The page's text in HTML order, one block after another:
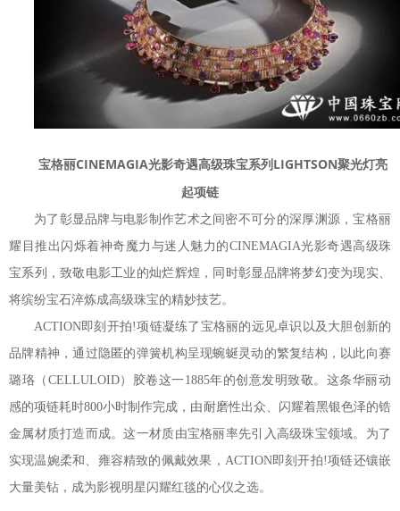
宝格丽CINEMAGIA光影奇遇高级珠宝系列LIGHTSON聚光灯亮
起项链
为了彰显品牌与电影制作艺术之间密不可分的深厚渊源，宝格丽
耀目推出闪烁着神奇魔力与迷人魅力的CINEMAGIA光影奇遇高级珠
宝系列，致敬电影工业的灿烂辉煌，同时彰显品牌将梦幻变为现实、
将缤纷宝石淬炼成高级珠宝的精妙技艺。
ACTION即刻开拍!项链凝练了宝格丽的远见卓识以及大胆创新的
品牌精神，通过隐匿的弹簧机构呈现蜿蜒灵动的繁复结构，以此向赛
璐珞（CELLULOID）胶卷这一1885年的创意发明致敬。这条华丽动
感的项链耗时800小时制作完成，由耐磨性出众、闪耀着黑银色泽的锆
金属材质打造而成。这一材质由宝格丽率先引入高级珠宝领域。为了
实现温婉柔和、雍容精致的佩戴效果，ACTION即刻开拍!项链还镶嵌
大量美钻，成为影视明星闪耀红毯的心仪之选。